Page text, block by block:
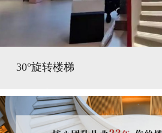
30°旋转楼梯